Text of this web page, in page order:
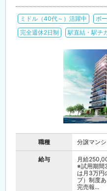
ミドル（40代～）活躍中 ボ
完全週休2日制
駅直結・駅チ
職種 分譲マン
給与
月給
※試用期間
は月3万円
ブ）制度
完売報...